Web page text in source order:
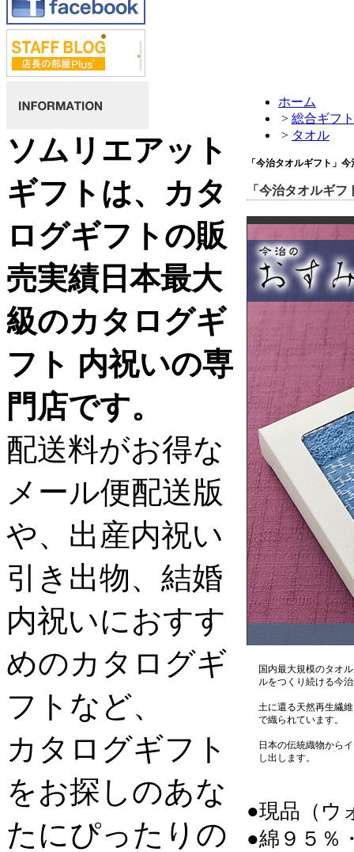
ホーム
> 総合ギフ
> タオル
「今治タオルギフト」
「今治タオルギ
国内最大規模のタオ
ルをつくり続ける今
土に還る天然再生繊
で織られています。
日本の伝統織物から
し出します。
●現品（ウ
●綿９５％
ソムリエアット
ギフトは、カタ
ログギフトの販
売実績日本最大
級のカタログギ
フト 内祝いの専
門店です。
配送料がお得な
メール便配送版
や、出産内祝い
引き出物、結婚
内祝いにおすす
めのカタログギ
フトなど、
カタログギフト
をお探しのあな
たにぴったりの